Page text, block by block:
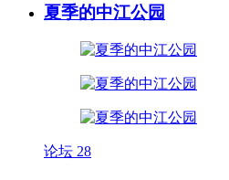
夏季的中江公园
论坛 28